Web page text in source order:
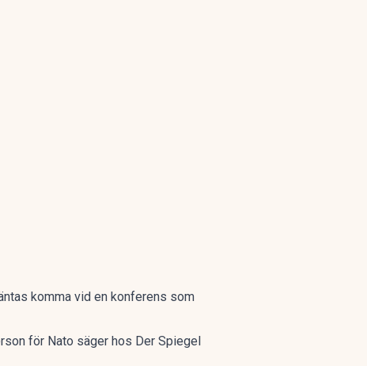
komma vid en konferens som
för Nato säger hos Der Spiegel